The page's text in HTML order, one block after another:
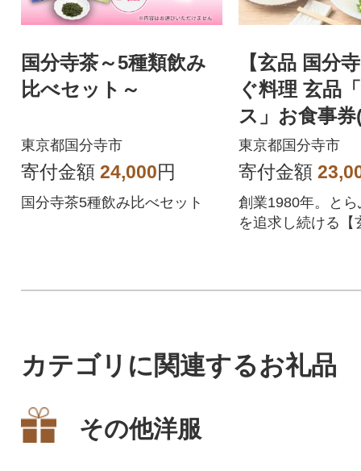
国分寺茶～5種類飲み
比べセット～
東京都国分寺市
寄付金額 24,000円
国分寺茶5種飲み比べセット
【玄品 国分
ぐ料理 玄品
ス」お食事
東京都国分寺市
寄付金額
創業1980年。と
を追求し続ける【
カテゴリに関連するお礼品
その他洋服